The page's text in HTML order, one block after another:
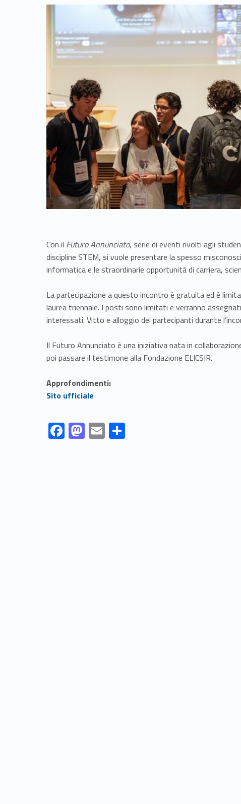
Link identifier archive #link-archive-thumb-soap-18587
Con il Futuro Annunciato, serie di eventi rivolti agli
discipline STEM, si vuole presentare la spesso
informatica e le straordinarie opportunità di carriera,
La partecipazione a questo incontro è gratuita ed è
laurea triennale. I posti sono limitati e verranno
interessati. Vitto e alloggio dei partecipanti durante
Il Futuro Annunciato è una iniziativa nata in
poi passare il testimone alla Fondazione ELICSIR.
Approfondimenti:
Link identifier #identifier__150697-3
Sito ufficiale
Link identifier #identifier__9184-1 F
ac
Link identifier #identifier__132499-2 M
as
Link identifier #identifier__67028-3 E
m
Link identifier #identifier__52143-4